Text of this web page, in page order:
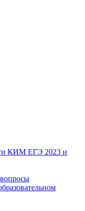
КИМ ЕГЭ 2023 и